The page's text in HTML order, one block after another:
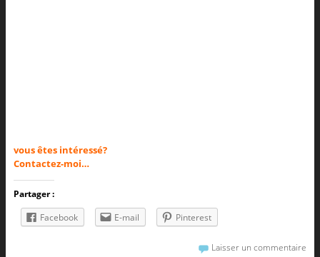
vous êtes intéressé?
Contactez-moi…
Partager :
Facebook
E-mail Pinterest
Laisser un commentaire